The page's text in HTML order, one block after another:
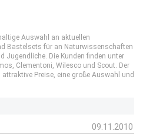
Auswahl an aktuellen
Bastelsets für an Naturwissenschaften
Jugendliche. Die Kunden finden unter
Clementoni, Wilesco und Scout. Der
Preise, eine große Auswahl und
09.11.2010